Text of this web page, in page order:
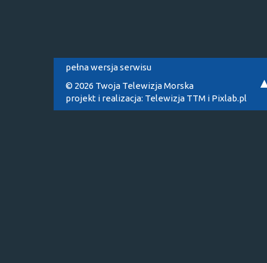
pełna wersja serwisu
© 2026 Twoja Telewizja Morska
projekt i realizacja: Telewizja TTM i Pixlab.pl